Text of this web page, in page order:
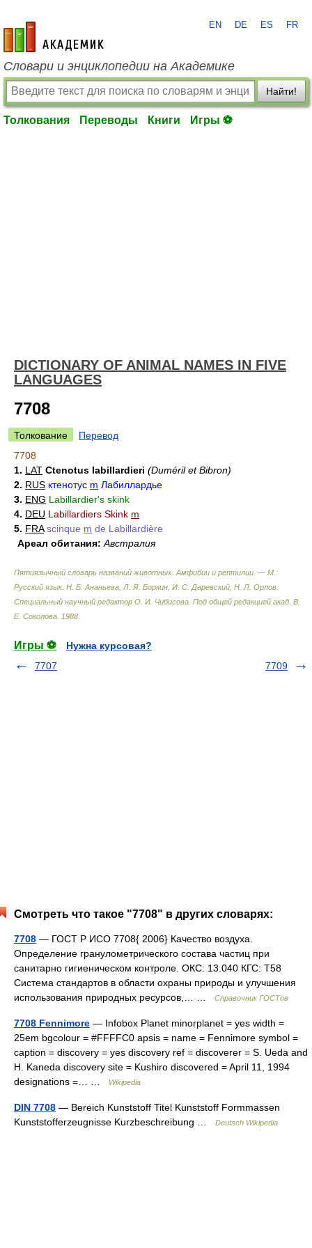
academic.ru
EN DE ES FR
Словари и энциклопедии на Академике
Найти!
Толкования Переводы Книги Игры ⚽
DICTIONARY OF ANIMAL NAMES IN FIVE
LANGUAGES
7708
Толкование
Перевод
7708
1. LAT Ctenotus labillardieri (Duméril et Bibron)
2. RUS ктенотус m Лабиллардье
3. ENG Labillardier's skink
4. DEU Labillardiers Skink m
5. FRA scinque m de Labillardière
Ареал обитания: Австралия
Пятиязычный словарь названий животных. Амфибии и рептилии. — М.:
Русский язык. Н. Б. Ананьева, Л. Я. Боркин, И. С. Даревский, Н. Л. Орлов.
Специальный научный редактор О. И. Чибисова. Под общей редакцией акад. В.
Е. Соколова 1988
Игры ⚽
Нужна курсовая?
7707
7709
Смотреть что такое "7708" в других словарях:
7708 — ГОСТ Р ИСО 7708{ 2006} Качество воздуха.
Определение гранулометрического состава частиц при
санитарно гигиеническом контроле. ОКС: 13.040 КГС: Т58
Система стандартов в области охраны природы и улучшения
использования природных ресурсов,… …
Справочник ГОСТов
7708 Fennimore — Infobox Planet minorplanet = yes width =
25em bgcolour = #FFFFC0 apsis = name = Fennimore symbol =
caption = discovery = yes discovery ref = discoverer = S. Ueda and
H. Kaneda discovery site = Kushiro discovered = April 11, 1994
designations =… …
Wikipedia
DIN 7708 — Bereich Kunststoff Titel Kunststoff Formmassen
Kunststofferzeugnisse Kurzbeschreibung …
Deutsch Wikipedia